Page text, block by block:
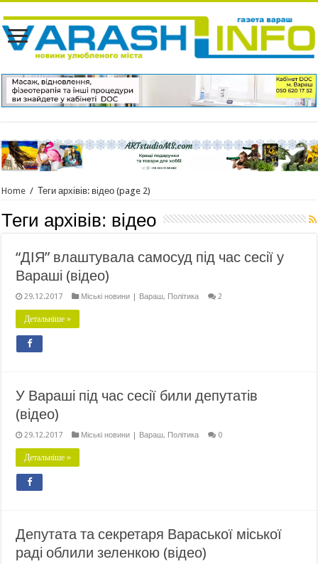
Home / Теги архівів: відео (page 2)
Теги архівів: відео
“ДІЯ” влаштувала самосуд під час сесії у
Вараші (відео)
29.12.2017 Міські новини | Вараш, Політика 2
Детальніше »
У Вараші під час сесії били депутатів
(відео)
29.12.2017 Міські новини | Вараш, Політика 0
Детальніше »
Депутата та секретаря Вараської міської
раді облили зеленкою (відео)